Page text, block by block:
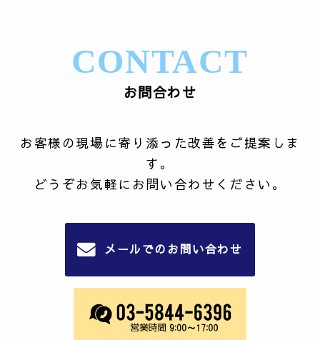
CONTACT
お問合わせ
お客様の現場に寄り添った改善をご提案しま
す。
どうぞお気軽にお問い合わせください。
メールでのお問い合わせ